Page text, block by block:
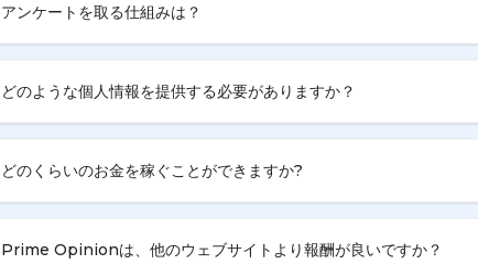
アンケートを取る仕組みは？
どのような個人情報を提供する必要がありますか？
どのくらいのお金を稼ぐことができますか?
Prime Opinionは、他のウェブサイトより報酬が良いですか？